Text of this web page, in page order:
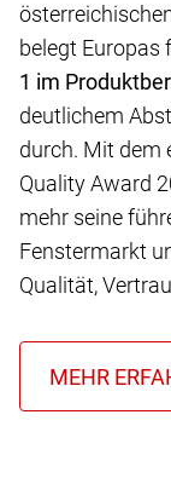
belegt Europas
1 im
deutlichem
durch. Mit dem
Quality Award
mehr seine
Fenstermarkt
Qualität,